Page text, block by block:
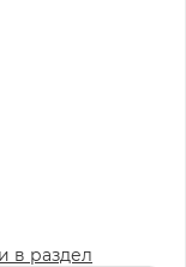
в раздел